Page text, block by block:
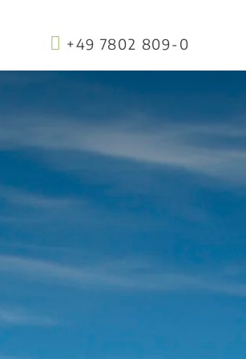
+49 7802 809-0